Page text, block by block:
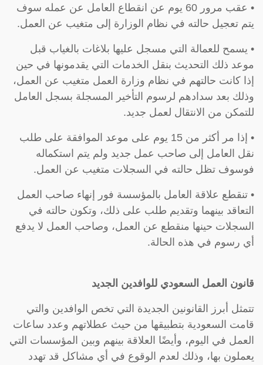
• عقب مرور 60 يوم عن انقطاع العامل عن عمله سوف
يتم تعجيل حالته في نظام الوزارة إلى متغيب عن العمل.
• يسمح للعمالة التي مسجل عليها بلاغات بالغياب قبل
موعد ذلك التحديث بنقل الخدمات التي يقدمونها في حين
إذا كانت حالتهم في نظام وزارة العمل متغيب عن العمل،
وذلك بعد سدادهم لرسوم التأخير المسجلة بسجل العامل
للتمكن من الانتقال لعمل جديد.
• إذا مر أكثر من 15 يوم على موعد الموافقة على طلب
نقل العامل إلى صاحب عمل جديد ولم يتم استكماله
فوسوف تظل حالته في السجلات متغيب عن العمل.
• تنقطع علاقة العامل بالمؤسسة فور إنهاء صاحب العمل
التعاقد بينهما وتقديم طلب على ذلك، وتكون حالته في
السجلات حينها منقطع عن العمل، وصاحب العمل لا يدفع
أي رسوم في هذه الحالة.
قانون العمل السعودي للوافدين الجديد
تتمثل أبرز القانونين الجديدة التي تخص الوافدين والتي
قامت السعودية بتطبيقها من حيث عطلاتهم وعدد ساعات
العمل في اليوم، وأيضًا العلاقة بينهم وبين المؤسسات التي
يعملون بها، وذلك لعدم الوقوع في أي مشاكل قد تهدد